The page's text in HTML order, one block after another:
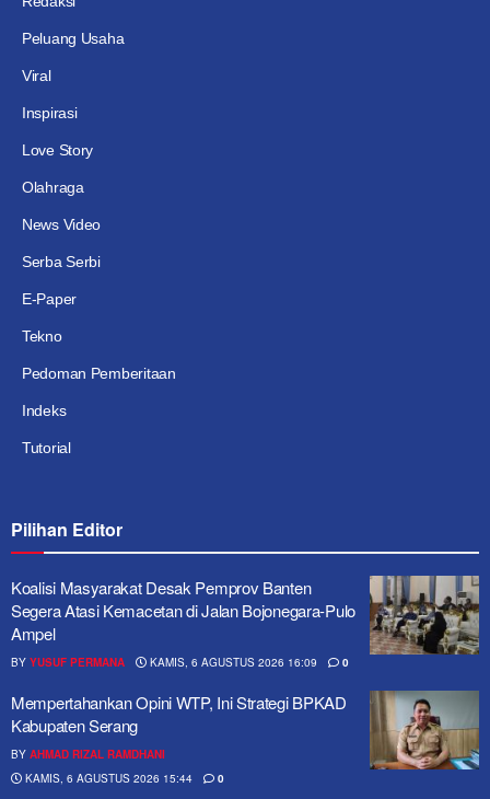
Peluang Usaha
Viral
Inspirasi
Love Story
Olahraga
News Video
Serba Serbi
E-Paper
Tekno
Pedoman Pemberitaan
Indeks
Tutorial
Pilihan Editor
Koalisi Masyarakat Desak Pemprov Banten
Segera Atasi Kemacetan di Jalan Bojonegara-Pulo
Ampel
BY YUSUF PERMANA KAMIS, 6 AGUSTUS 2026 16:09 0
Mempertahankan Opini WTP, Ini Strategi BPKAD
Kabupaten Serang
BY AHMAD RIZAL RAMDHANI
KAMIS, 6 AGUSTUS 2026 15:44
0